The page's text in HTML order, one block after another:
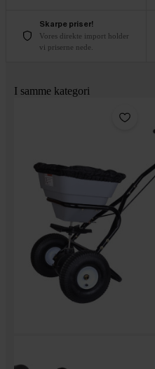
Skarpe priser!
Vores direkte import holder
vi priserne nede.
I samme kategori